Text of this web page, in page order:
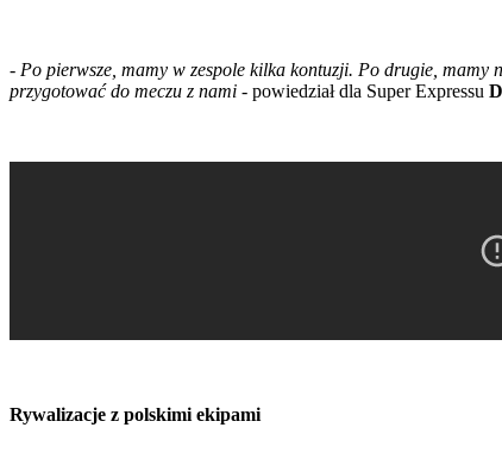
- Po pierwsze, mamy w zespole kilka kontuzji. Po drugie, mamy
przygotować do meczu z nami - powiedział dla Super Expressu
Rywalizacje z polskimi ekipami